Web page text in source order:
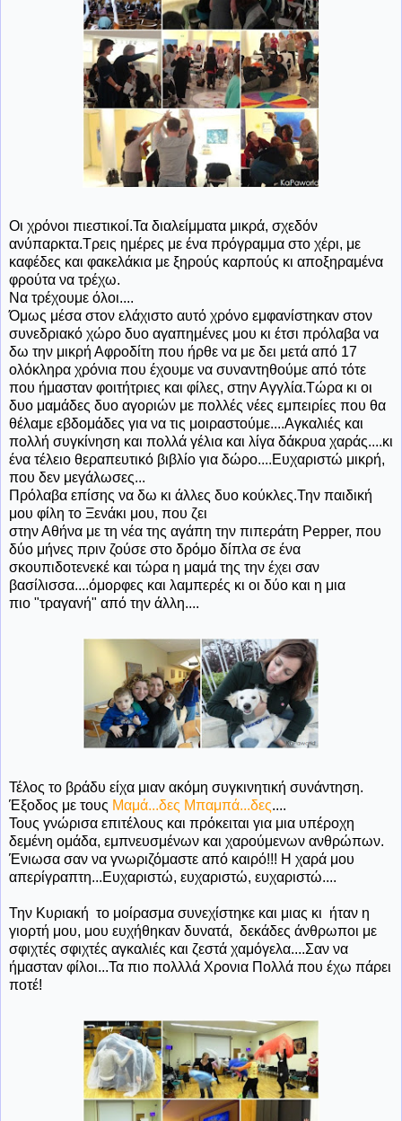
Οι χρόνοι πιεστικοί.Τα διαλείμματα μικρά, σχεδόν
ανύπαρκτα.Τρεις ημέρες με ένα πρόγραμμα στο χέρι, με
καφέδες και φακελάκια με ξηρούς καρπούς κι αποξηραμένα
φρούτα να τρέχω.
Να τρέχουμε όλοι....
Όμως μέσα στον ελάχιστο αυτό χρόνο εμφανίστηκαν στον
συνεδριακό χώρο δυο αγαπημένες μου κι έτσι πρόλαβα να
δω την μικρή Αφροδίτη που ήρθε να με δει μετά από 17
ολόκληρα χρόνια που έχουμε να συναντηθούμε από τότε
που ήμασταν φοιτήτριες και φίλες, στην Αγγλία.Τώρα κι οι
δυο μαμάδες δυο αγοριών με πολλές νέες εμπειρίες που θα
θέλαμε εβδομάδες για να τις μοιραστούμε....Αγκαλιές και
πολλή συγκίνηση και πολλά γέλια και λίγα δάκρυα χαράς....κι
ένα τέλειο θεραπευτικό βιβλίο για δώρο....Ευχαριστώ μικρή,
που δεν μεγάλωσες...
Πρόλαβα επίσης να δω κι άλλες δυο κούκλες.Την παιδική
μου φίλη το Ξενάκι μου, που ζει
στην Αθήνα με τη νέα της αγάπη την πιπεράτη Pepper, που
δύο μήνες πριν ζούσε στο δρόμο δίπλα σε ένα
σκουπιδοτενεκέ και τώρα η μαμά της την έχει σαν
βασίλισσα....όμορφες και λαμπερές κι οι δύο και η μια
πιο "τραγανή" από την άλλη....
Τέλος το βράδυ είχα μιαν ακόμη συγκινητική συνάντηση.
Έξοδος με τους Μαμά...δες Μπαμπά...δες....
Τους γνώρισα επιτέλους και πρόκειται για μια υπέροχη
δεμένη ομάδα, εμπνευσμένων και χαρούμενων ανθρώπων.
Ένιωσα σαν να γνωριζόμαστε από καιρό!!! Η χαρά μου
απερίγραπτη...Ευχαριστώ, ευχαριστώ, ευχαριστώ....
Την Κυριακή το μοίρασμα συνεχίστηκε και μιας κι ήταν η
γιορτή μου, μου ευχήθηκαν δυνατά, δεκάδες άνθρωποι με
σφιχτές σφιχτές αγκαλιές και ζεστά χαμόγελα....Σαν να
ήμασταν φίλοι...Τα πιο πολλλά Χρονια Πολλά που έχω πάρει
ποτέ!